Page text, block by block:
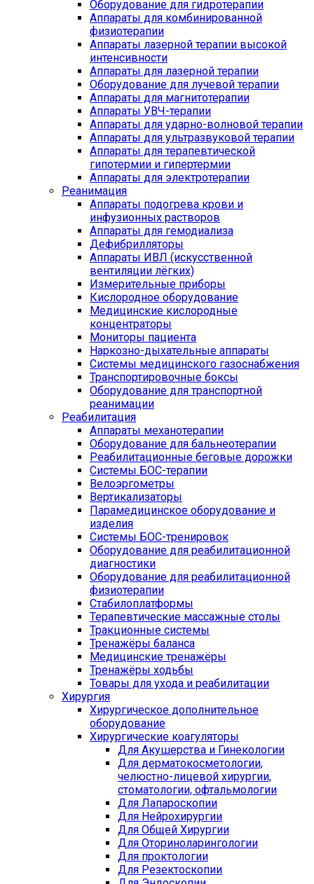
Оборудование для гидротерапии
Аппараты для комбинированной
физиотерапии
Аппараты лазерной терапии высокой
интенсивности
Аппараты для лазерной терапии
Оборудование для лучевой терапии
Аппараты для магнитотерапии
Аппараты УВЧ-терапии
Аппараты для ударно-волновой терапии
Аппараты для ультразвуковой терапии
Аппараты для терапевтической
гипотермии и гипертермии
Аппараты для электротерапии
Реанимация
Аппараты подогрева крови и
инфузионных растворов
Аппараты для гемодиализа
Дефибрилляторы
Аппараты ИВЛ (искусственной
вентиляции лёгких)
Измерительные приборы
Кислородное оборудование
Медицинские кислородные
концентраторы
Мониторы пациента
Наркозно-дыхательные аппараты
Системы медицинского газоснабжения
Транспортировочные боксы
Оборудование для транспортной
реанимации
Реабилитация
Аппараты механотерапии
Оборудование для бальнеотерапии
Реабилитационные беговые дорожки
Системы БОС-терапии
Велоэргометры
Вертикализаторы
Парамедицинское оборудование и
изделия
Системы БОС-тренировок
Оборудование для реабилитационной
диагностики
Оборудование для реабилитационной
физиотерапии
Стабилоплатформы
Терапевтические массажные столы
Тракционные системы
Тренажёры баланса
Медицинские тренажёры
Тренажёры ходьбы
Товары для ухода и реабилитации
Хирургия
Хирургическое дополнительное
оборудование
Хирургические коагуляторы
Для Акушерства и Гинекологии
Для дерматокосметологии,
челюстно-лицевой хирургии,
стоматологии, офтальмологии
Для Лапароскопии
Для Нейрохирургии
Для Общей Хирургии
Для Оториноларингологии
Для проктологии
Для Резектоскопии